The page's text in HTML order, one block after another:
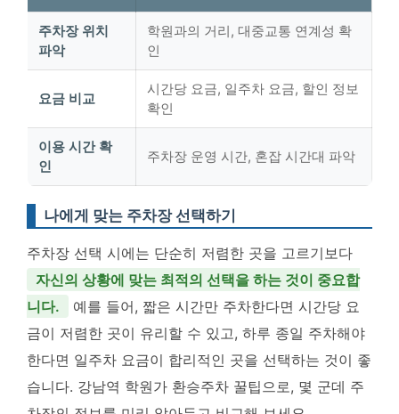
주차장 위치
파악
학원과의 거리, 대중교통 연계성 확
인
요금 비교
시간당 요금, 일주차 요금, 할인 정보
확인
이용 시간 확
인
주차장 운영 시간, 혼잡 시간대 파악
나에게 맞는 주차장 선택하기
주차장 선택 시에는 단순히 저렴한 곳을 고르기보다
자신의 상황에 맞는 최적의 선택을 하는 것이 중요합
니다.
예를 들어, 짧은 시간만 주차한다면 시간당 요
금이 저렴한 곳이 유리할 수 있고, 하루 종일 주차해야
한다면 일주차 요금이 합리적인 곳을 선택하는 것이 좋
습니다. 강남역 학원가 환승주차 꿀팁으로, 몇 군데 주